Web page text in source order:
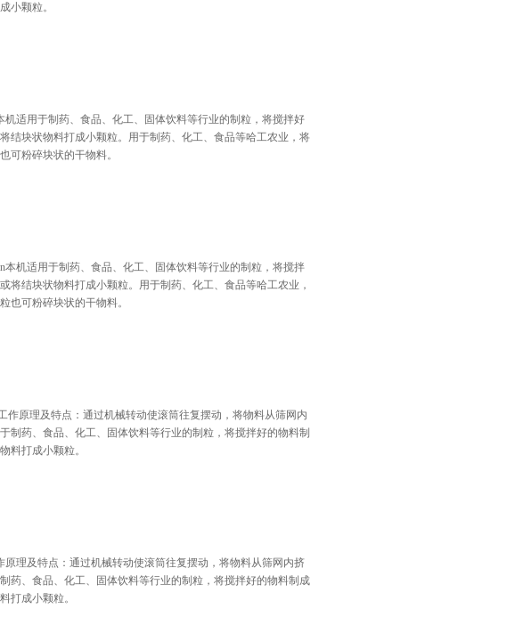
小颗粒。
机适用于制药、食品、化工、固体饮料等行业的制粒，将搅拌好
结块状物料打成小颗粒。用于制药、化工、食品等哈工农业，将
可粉碎块状的干物料。
本机适用于制药、食品、化工、固体饮料等行业的制粒，将搅拌
将结块状物料打成小颗粒。用于制药、化工、食品等哈工农业，
也可粉碎块状的干物料。
作原理及特点：通过机械转动使滚筒往复摆动，将物料从筛网内
制药、食品、化工、固体饮料等行业的制粒，将搅拌好的物料制
料打成小颗粒。
原理及特点：通过机械转动使滚筒往复摆动，将物料从筛网内挤
药、食品、化工、固体饮料等行业的制粒，将搅拌好的物料制成
打成小颗粒。